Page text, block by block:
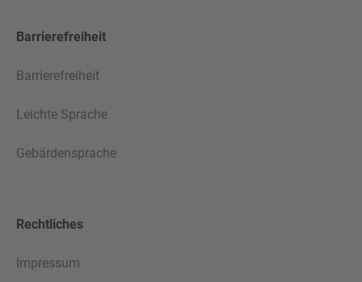
Barrierefreiheit
Barrierefreiheit
Leichte Sprache
Gebärdensprache
Rechtliches
Impressum